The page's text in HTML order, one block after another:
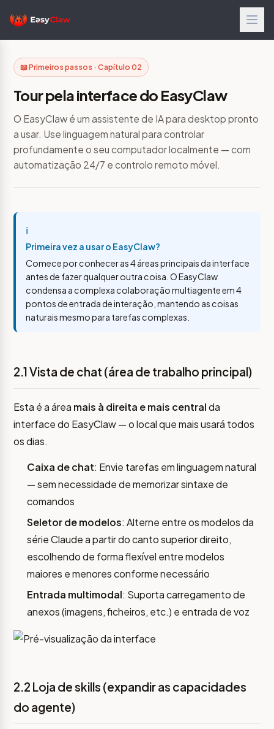
📖 Primeiros passos · Capítulo 02
Tour pela interface do EasyClaw
O EasyClaw é um assistente de IA para desktop pronto
a usar. Use linguagem natural para controlar
profundamente o seu computador localmente — com
automatização 24/7 e controlo remoto móvel.
ℹ️
Primeira vez a usar o EasyClaw?
Comece por conhecer as 4 áreas principais da interface
antes de fazer qualquer outra coisa. O EasyClaw
condensa a complexa colaboração multiagente em 4
pontos de entrada de interação, mantendo as coisas
naturais mesmo para tarefas complexas.
2.1 Vista de chat (área de trabalho principal)
Esta é a área mais à direita e mais centralda
interface do EasyClaw — o local que mais usará todos
os dias.
Caixa de chat: Envie tarefas em linguagem natural
— sem necessidade de memorizar sintaxe de
comandos
Seletor de modelos: Alterne entre os modelos da
série Claude a partir do canto superior direito,
escolhendo de forma flexível entre modelos
maiores e menores conforme necessário
Entrada multimodal: Suporta carregamento de
anexos (imagens, ficheiros, etc.) e entrada de voz
2.2 Loja de skills (expandir as capacidades
do agente)